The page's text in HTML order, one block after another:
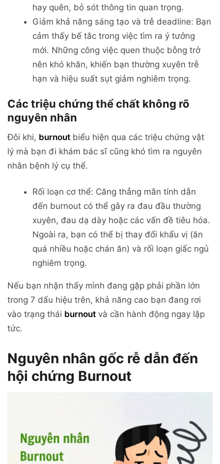
hay quên, bỏ sót thông tin quan trọng.
Giảm khả năng sáng tạo và trễ deadline: Bạn
cảm thấy bế tắc trong việc tìm ra ý tưởng
mới. Những công việc quen thuộc bỗng trở
nên khó khăn, khiến bạn thường xuyên trễ
hạn và hiệu suất sụt giảm nghiêm trọng.
Các triệu chứng thể chất không rõ
nguyên nhân
Đôi khi, burnout biểu hiện qua các triệu chứng vật
lý mà bạn đi khám bác sĩ cũng khó tìm ra nguyên
nhân bệnh lý cụ thể.
Rối loạn cơ thể: Căng thẳng mãn tính dẫn
đến burnout có thể gây ra đau đầu thường
xuyên, đau dạ dày hoặc các vấn đề tiêu hóa.
Ngoài ra, bạn có thể bị thay đổi khẩu vị (ăn
quá nhiều hoặc chán ăn) và rối loạn giấc ngủ
nghiêm trọng.
Nếu bạn nhận thấy mình đang gặp phải phần lớn
trong 7 dấu hiệu trên, khả năng cao bạn đang rơi
vào trạng thái burnout và cần hành động ngay lập
tức.
Nguyên nhân gốc rễ dẫn đến
hội chứng Burnout